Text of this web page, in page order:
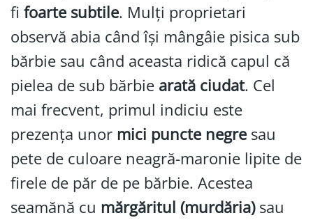
fi foarte subtile. Mulți proprietari
observă abia când își mângâie pisica sub
bărbie sau când aceasta ridică capul că
pielea de sub bărbie arată ciudat. Cel
mai frecvent, primul indiciu este
prezența unor mici puncte negresau
pete de culoare neagră-maronie lipite de
firele de păr de pe bărbie. Acestea
seamănă cu mărgăritul (murdăria)sau